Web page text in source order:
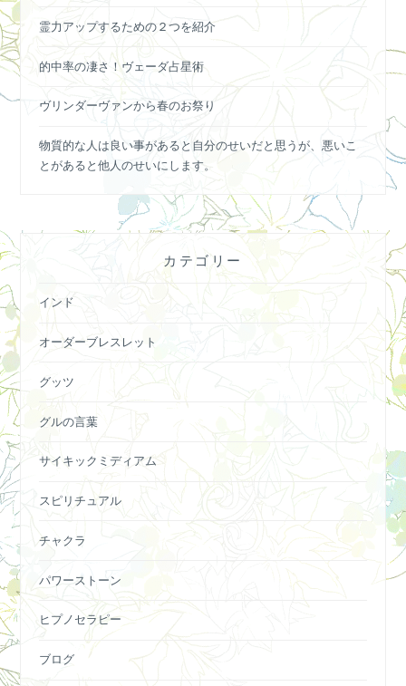
霊力アップするための２つを紹介
的中率の凄さ！ヴェーダ占星術
ヴリンダーヴァンから春のお祭り
物質的な人は良い事があると自分のせいだと思うが、悪いこ
とがあると他人のせいにします。
カテゴリー
インド
オーダーブレスレット
グッツ
グルの言葉
サイキックミディアム
スピリチュアル
チャクラ
パワーストーン
ヒプノセラピー
ブログ